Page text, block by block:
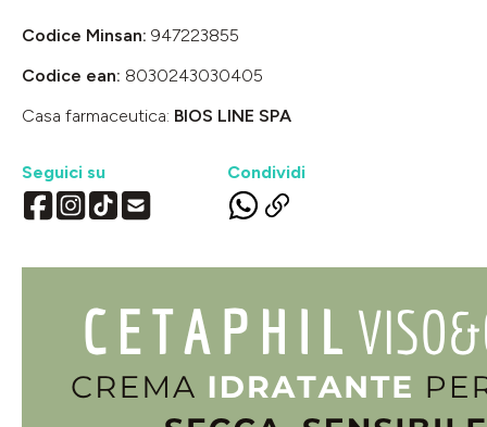
Codice Minsan: 947223855
Codice ean: 8030243030405
Casa farmaceutica: BIOS LINE SPA
Seguici su Condividi